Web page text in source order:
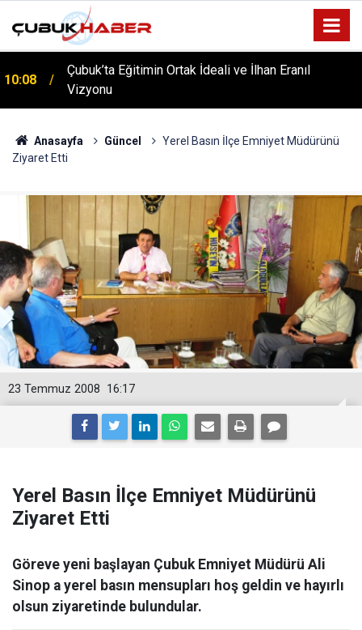
Çubuk’ta Eğitimin Ortak İdeali ve İlhan Eranıl
Vizyonu
12:06
ÇUBUK’TA ‘YAZA MERHABA’ COŞKUSU: Kursiyerler
Gönüllerince Eğlendi!
Anasayfa Güncel
Yerel Basın İlçe Emniyet Müdürünü
Ziyaret Etti
16:17
23 Temmuz 2008
Yerel Basın İlçe Emniyet Müdürünü
Ziyaret Etti
Göreve yeni başlayan Çubuk Emniyet Müdürü Ali
Sinop a yerel basın mensupları hoş geldin ve hayırlı
olsun ziyaretinde bulundular.